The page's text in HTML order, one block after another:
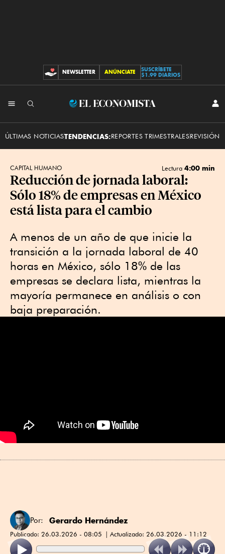
CONTRIBUCIONES
NEWSLETTER ANÚNCIATE
SUSCRÍBETE
$1.99 DIARIOS
El
ÚLTIMAS NOTICIASTENDENCIAS:REPORTES TRIMESTRALESREVISIÓN
CAPITAL HUMANO Lectura 4:00 min
Reducción de jornada laboral:
Sólo 18% de empresas en México
está lista para el cambio
A menos de un año de que inicie la
transición a la jornada laboral de 40
horas en México, sólo 18% de las
empresas se declara lista, mientras la
mayoría permanece en análisis o con
baja preparación.
Por: Gerardo Hernández
Publicado: 26.03.2026 - 08:05 Actualizado: 26.03.2026 - 11:12